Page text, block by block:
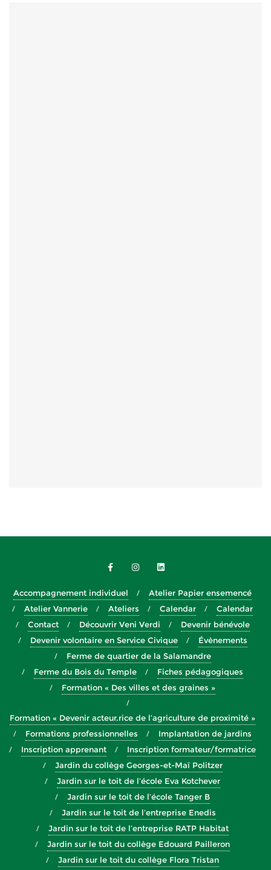
Accompagnement individuel
Atelier Papier ensemencé
Atelier Vannerie
Ateliers Calendar
Calendar
Contact
Découvrir Veni Verdi
Devenir bénévole
Devenir volontaire en Service Civique
Évènements
Ferme de quartier de la Salamandre
Ferme du Bois du Temple
Fiches pédagogiques
Formation « Des villes et des graines »
Formation « Devenir acteur.rice de l’agriculture de proximité »
Formations professionnelles
Implantation de jardins
Inscription apprenant
Inscription formateur/formatrice
Jardin du collège Georges-et-Maï Politzer
Jardin sur le toit de l’école Eva Kotchever
Jardin sur le toit de l’école Tanger B
Jardin sur le toit de l’entreprise Enedis
Jardin sur le toit de l’entreprise RATP Habitat
Jardin sur le toit du collège Edouard Pailleron
Jardin sur le toit du collège Flora Tristan